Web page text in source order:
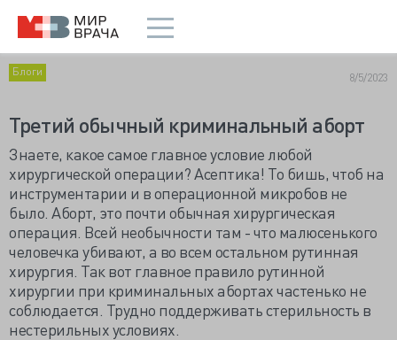
Блоги 8/5/2023
Третий обычный криминальный аборт
Знаете, какое самое главное условие любой
хирургической операции? Асептика! То бишь, чтоб на
инструментарии и в операционной микробов не
было. Аборт, это почти обычная хирургическая
операция. Всей необычности там - что малюсенького
человечка убивают, а во всем остальном рутинная
хирургия. Так вот главное правило рутинной
хирургии при криминальных абортах частенько не
соблюдается. Трудно поддерживать стерильность в
нестерильных условиях.